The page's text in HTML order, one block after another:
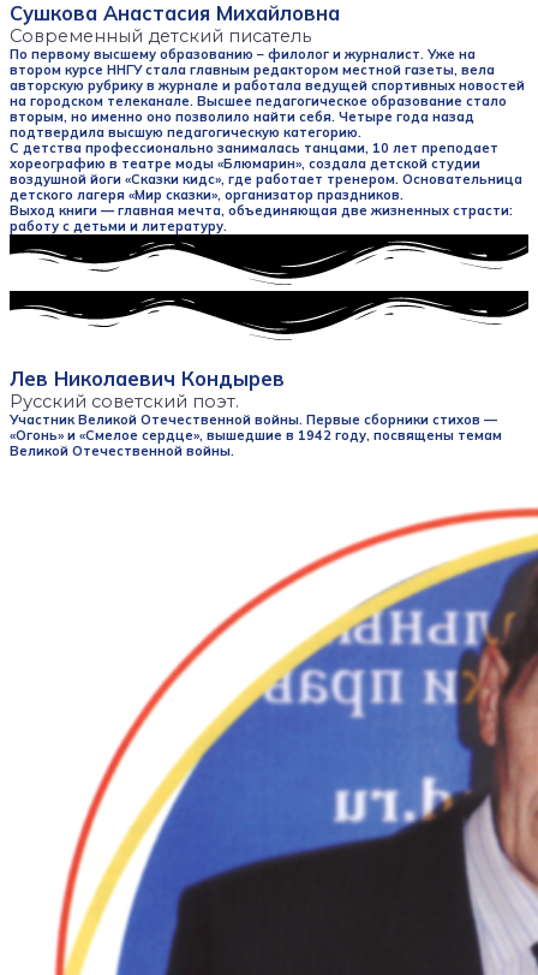
Сушкова Анастасия Михайловна
Современный детский писатель
По первому высшему образованию – филолог и журналист. Уже на
втором курсе ННГУ стала главным редактором местной газеты, вела
авторскую рубрику в журнале и работала ведущей спортивных новостей
на городском телеканале. Высшее педагогическое образование стало
вторым, но именно оно позволило найти себя. Четыре года назад
подтвердила высшую педагогическую категорию.
С детства профессионально занималась танцами, 10 лет преподает
хореографию в театре моды «Блюмарин», создала детской студии
воздушной йоги «Сказки кидс», где работает тренером. Основательница
детского лагеря «Мир сказки», организатор праздников.
Выход книги — главная мечта, объединяющая две жизненных страсти:
работу с детьми и литературу.
Лев Николаевич Кондырев
Русский советский поэт.
Участник Великой Отечественной войны. Первые сборники стихов —
«Огонь» и «Смелое сердце», вышедшие в 1942 году, посвящены темам
Великой Отечественной войны.